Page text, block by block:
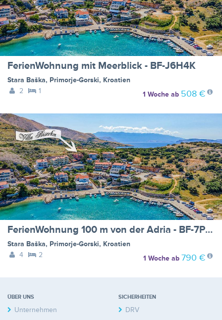
FerienWohnung mit Meerblick - BF-J6H4K
Stara Baška, Primorje-Gorski, Kroatien
2
1 1 Wocheab 508 €
FerienWohnung 100 m von der Adria - BF-7PYZR
Stara Baška, Primorje-Gorski, Kroatien
4
2 1 Wocheab 790 €
ÜBER UNS
Unternehmen
SICHERHEITEN
DRV